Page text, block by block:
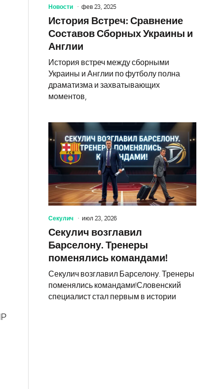
Новости фев 23, 2025
История Встреч: Сравнение
Составов Сборных Украины и
Англии
История встреч между сборными
Украины и Англии по футболу полна
драматизма и захватывающих
моментов,
Секулич июл 23, 2026
Секулич возглавил
Барселону. Тренеры
поменялись командами!
Секулич возглавил Барселону. Тренеры
поменялись командами!Словенский
специалист стал первым в истории